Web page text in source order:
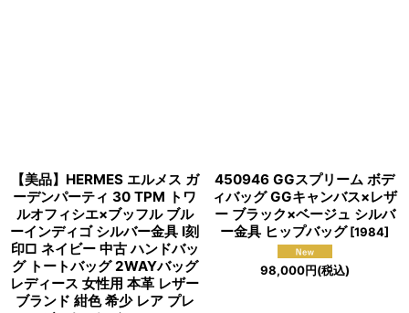
【美品】HERMES エルメス ガ
ーデンパーティ 30 TPM トワ
ルオフィシエ×ブッフル ブル
ーインディゴ シルバー金具 I刻
印□ ネイビー 中古 ハンドバッ
グ トートバッグ 2WAYバッグ
レディース 女性用 本革 レザー
ブランド 紺色 希少 レア プレ
450946 GGスプリーム ボデ
ィバッグ GGキャンバス×レザ
ー ブラック×ベージュ シルバ
ー金具 ヒップバッグ [1984]
98,000円(税込)